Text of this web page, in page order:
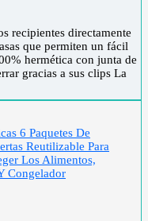
recipientes directamente
que permiten un fácil
hermética con junta de
gracias a sus clips La